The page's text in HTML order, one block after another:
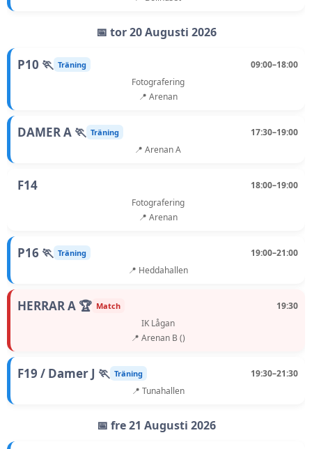
📅 tor 20 Augusti 2026
P10 🏃 Träning
09:00–18:00
Fotografering
📍 Arenan
DAMER A 🏃 Träning
17:30–19:00
📍 Arenan A
F14
18:00–19:00
Fotografering
📍 Arenan
P16 🏃 Träning
19:00–21:00
📍 Heddahallen
HERRAR A 🏆 Match
19:30
IK Lågan
📍 Arenan B ()
F19 / Damer J 🏃 Träning
19:30–21:30
📍 Tunahallen
📅 fre 21 Augusti 2026